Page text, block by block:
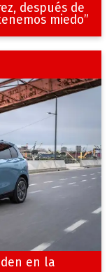
después de
miedo”
en la